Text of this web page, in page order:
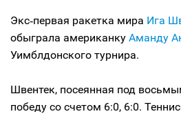
Экс‑первая ракетка мира Ига
обыграла американку Аманду
Уимблдонского турнира.
Швентек, посеянная под
победу со счетом 6:0, 6:0.